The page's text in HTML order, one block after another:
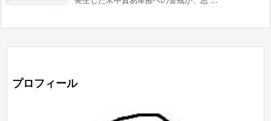
プロフィール